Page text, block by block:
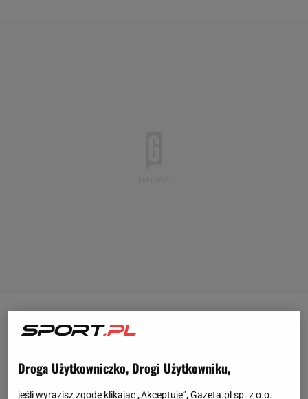
Tylko pięć niewymuszonych błędów przy 11
serwis, przyspieszenie w połowie seta, przełamanie
Droga Użytkowniczko, Drogi Użytkowniku,
jeśli wyrazisz zgodę klikając „Akceptuję”, Gazeta.pl sp. z o.o.